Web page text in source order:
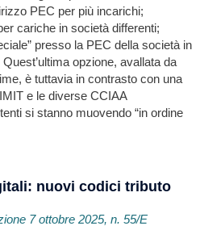
PEC per più incarichi;
cariche in società differenti;
presso la PEC della società in
opzione, avallata da
è tuttavia in contrasto con una
e le diverse CCIAA
si stanno muovendo “in ordine
nuovi codici tributo
7 ottobre 2025, n. 55/E